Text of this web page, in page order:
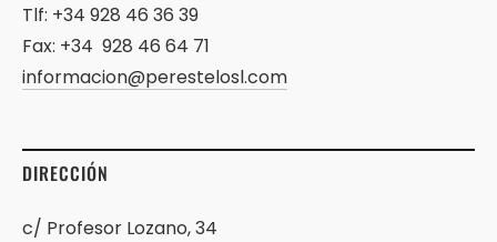
Tlf: +34 928 46 36 39
Fax: +34 928 46 64 71
informacion@perestelosl.com
DIRECCIÓN
c/ Profesor Lozano, 34